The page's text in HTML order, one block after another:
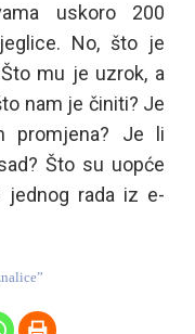
uskoro 200
No, što je
mu je uzrok, a
nam je činiti? Je
promjena? Je li
Što su uopće
jednog rada iz e-